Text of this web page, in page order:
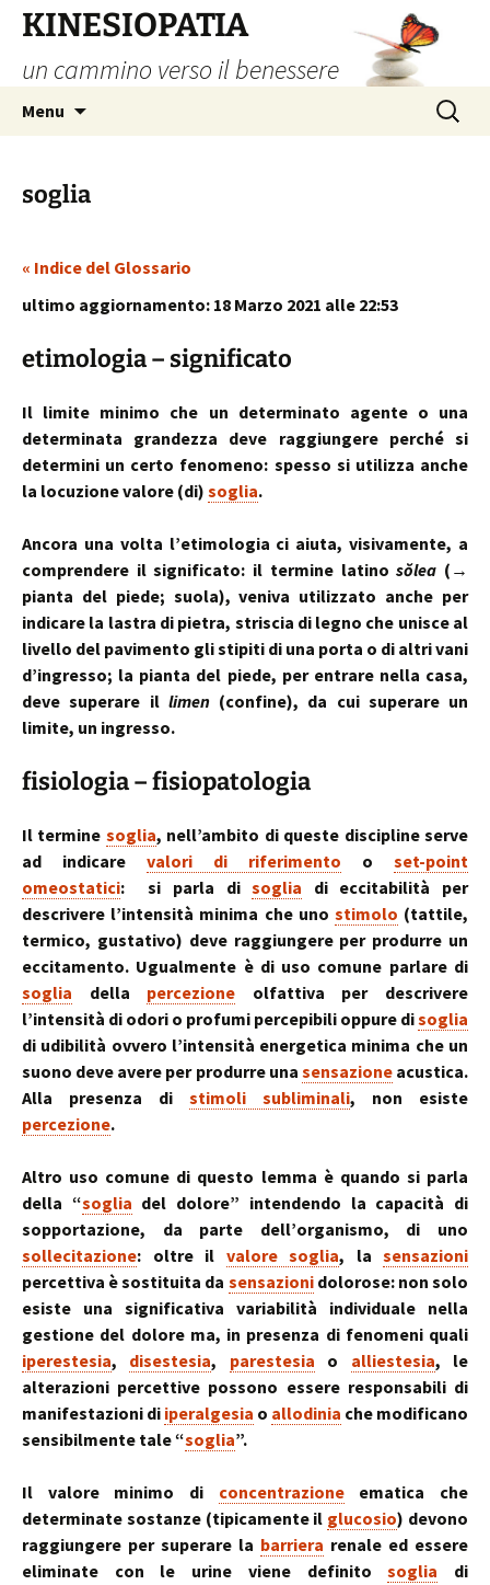
contenuto
KINESIOPATIA
un cammino verso il benessere
Menu
Ricerca
per:
soglia
« Indice del Glossario
ultimo aggiornamento: 18 Marzo 2021 alle 22:53
etimologia – significato
Il limite minimo che un determinato agente o una
determinata grandezza deve raggiungere perché si
determini un certo fenomeno: spesso si utilizza anche
la locuzione valore (di) soglia.
Ancora una volta l’etimologia ci aiuta, visivamente, a
comprendere il significato: il termine latinosŏlea (→
pianta del piede; suola), veniva utilizzato anche per
indicare la lastra di pietra, striscia di legno che unisce al
livello del pavimento gli stipiti di una porta o di altri vani
d’ingresso; la pianta del piede, per entrare nella casa,
deve superare il limen(confine), da cui superare un
limite, un ingresso.
fisiologia – fisiopatologia
Il termine soglia, nell’ambito di queste discipline serve
ad indicare valori di riferimento o set-point
omeostatici: si parla disoglia di eccitabilità per
descrivere l’intensità minima che uno stimolo (tattile,
termico, gustativo) deve raggiungere per produrre un
eccitamento. Ugualmente è di uso comune parlare di
soglia della percezione olfattiva per descrivere
l’intensità di odori o profumi percepibili oppure disoglia
di udibilità ovvero l’intensità energetica minima che un
suono deve avere per produrre una sensazioneacustica.
Alla presenza di stimoli subliminali, non esiste
percezione.
Altro uso comune di questo lemma è quando si parla
della “soglia del dolore” intendendo la capacità di
sopportazione, da parte dell’organismo, di uno
sollecitazione: oltre il valore soglia, la sensazioni
percettiva è sostituita da sensazionidolorose: non solo
esiste una significativa variabilità individuale nella
gestione del dolore ma, in presenza di fenomeni quali
iperestesia, disestesia, parestesia o alliestesia, le
alterazioni percettive possono essere responsabili di
manifestazioni di iperalgesia o allodinia che modificano
sensibilmente tale “soglia”.
Il valore minimo di concentrazioneematica che
determinate sostanze (tipicamente il glucosio) devono
raggiungere per superare la barriera renale ed essere
eliminate con le urine viene definitosoglia di